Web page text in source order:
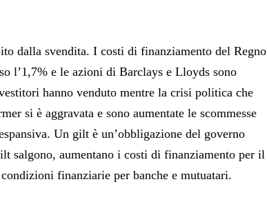
dalla svendita. I costi di finanziamento del Regno
l’1,7% e le azioni di Barclays e Lloyds sono
hanno venduto mentre la crisi politica che
si è aggravata e sono aumentate le scommesse
Un gilt è un’obbligazione del governo
salgono, aumentano i costi di finanziamento per il
finanziarie per banche e mutuatari.